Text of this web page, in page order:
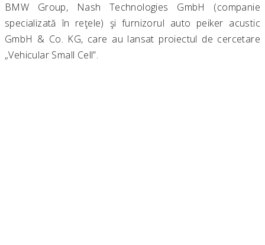
BMW Group, Nash Technologies GmbH (companie
specializată în reţele) şi furnizorul auto peiker acustic
GmbH & Co. KG, care au lansat proiectul de cercetare
„Vehicular Small Cell”.